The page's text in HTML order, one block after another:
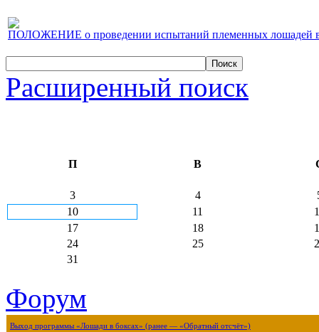
ПОЛОЖЕНИЕ о проведении испытаний племенных лошадей
Расширенный поиск
П В
3 4
10
11
17
18
24
25
31
Форум
Выход программы «Лошади в боксах» (ранее — «Обратный отсчёт»)